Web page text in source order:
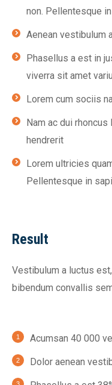
non. Pellentesque
Aenean vestibulum
Phasellus a est in
viverra sit amet
Lorem cum sociis
Nam ac dui
hendrerit
Lorem ultricies
Pellentesque in
Result
Vestibulum a luctus
bibendum convallis
Acumsan 40 000
Dolor aenean